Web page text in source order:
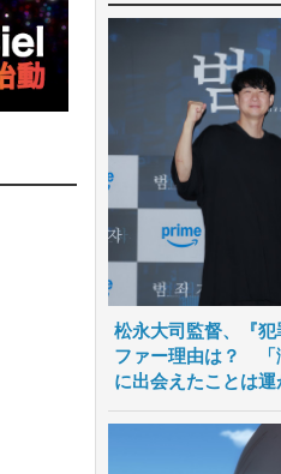
松永大司監督、『
ファー理由は？ 「
に出会えたことは運